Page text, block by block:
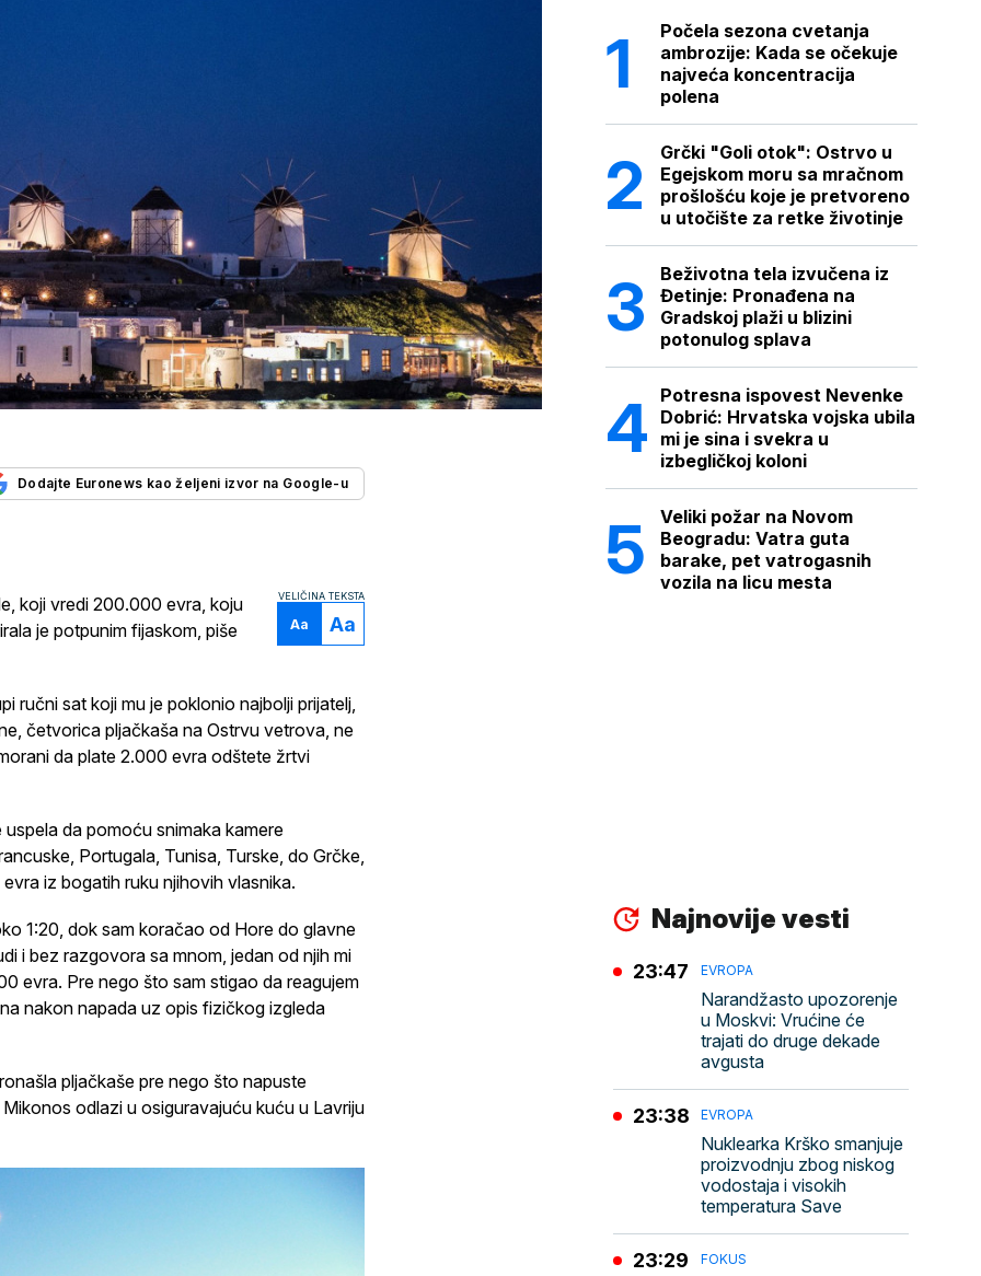
Dodajte Euronews kao željeni izvor na Google-u
VELIČINA TEKSTA
Aa Aa
koji vredi 200.000 evra, koju
je potpunim fijaskom, piše
ručni sat koji mu je poklonio najbolji prijatelj,
četvorica pljačkaša na Ostrvu vetrova, ne
da plate 2.000 evra odštete žrtvi
da pomoću snimaka kamere
Portugala, Tunisa, Turske, do Grčke,
iz bogatih ruku njihovih vlasnika.
1:20, dok sam koračao od Hore do glavne
i bez razgovora sa mnom, jedan od njih mi
evra. Pre nego što sam stigao da reagujem
nakon napada uz opis fizičkog izgleda
pljačkaše pre nego što napuste
odlazi u osiguravajuću kuću u Lavriju
Počela sezona cvetanja
ambrozije: Kada se očekuje
najveća koncentracija
polena
Grčki "Goli otok": Ostrvo u
Egejskom moru sa mračnom
prošlošću koje je pretvoreno
u utočište za retke životinje
Beživotna tela izvučena iz
Đetinje: Pronađena na
Gradskoj plaži u blizini
potonulog splava
Potresna ispovest Nevenke
Dobrić: Hrvatska vojska ubila
mi je sina i svekra u
izbegličkoj koloni
Veliki požar na Novom
Beogradu: Vatra guta
barake, pet vatrogasnih
vozila na licu mesta
Najnovije vesti
EVROPA
Narandžasto upozorenje
u Moskvi: Vrućine će
trajati do druge dekade
avgusta
23:47
EVROPA
Nuklearka Krško smanjuje
proizvodnju zbog niskog
vodostaja i visokih
temperatura Save
23:38
FOKUS
23:29